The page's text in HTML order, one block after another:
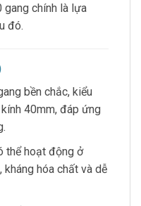
gang chính là lựa
đó.
bền chắc, kiểu
40mm, đáp ứng
thể hoạt động ở
hóa chất và dễ